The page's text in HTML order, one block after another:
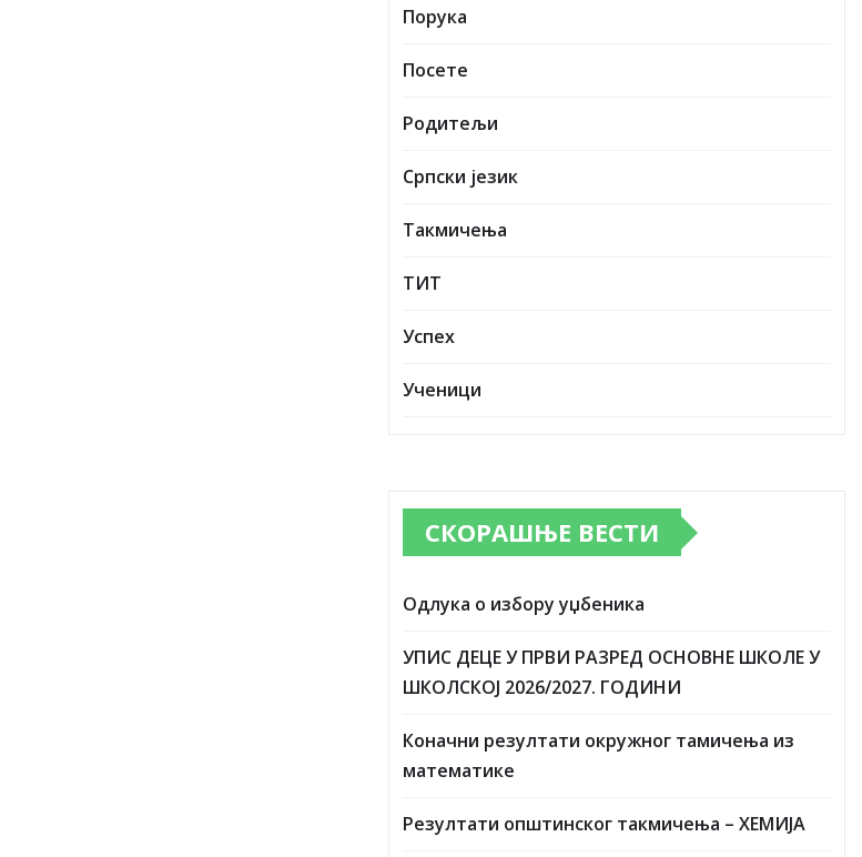
Порука
Посете
Родитељи
Српски језик
Такмичења
ТИТ
Успех
Ученици
СКОРАШЊЕ ВЕСТИ
Одлука о избору уџбеника
УПИС ДЕЦЕ У ПРВИ РАЗРЕД ОСНОВНЕ ШКОЛЕ У
ШКОЛСКОЈ 2026/2027. ГОДИНИ
Коначни резултати окружног тамичења из
математике
Резултати општинског такмичења – ХЕМИЈА